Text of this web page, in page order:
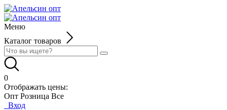
Меню
Каталог товаров
0
Отображать цены:
Опт Розница Все
Вход